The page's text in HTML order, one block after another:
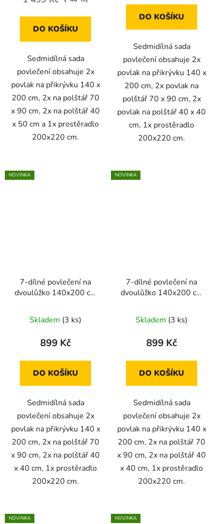
DO KOŠÍKU
Sedmidílná sada
povlečení obsahuje 2x
povlak na přikrývku 140 x
200 cm, 2x na polštář 70
x 90 cm, 2x na polštář 40
x 50 cm a 1x prostěradlo
200x220 cm.
DO KOŠÍKU
Sedmidílná sada
povlečení obsahuje 2x
povlak na přikrývku 140 x
200 cm, 2x povlak na
polštář 70 x 90 cm, 2x
povlak na polštář 40 x 40
cm, 1x prostěradlo
200x220 cm.
NOVINKA
7-dílné povlečení na
dvoulůžko 140x200 cm
motivy kytek
Skladem (3 ks)
899 Kč
DO KOŠÍKU
Sedmidílná sada
povlečení obsahuje 2x
povlak na přikrývku 140 x
200 cm, 2x na polštář 70
x 90 cm, 2x na polštář 40
x 40 cm, 1x prostěradlo
200x220 cm.
NOVINKA
7-dílné povlečení na
dvoulůžko 140x200 cm
Skladem (3 ks)
899 Kč
DO KOŠÍKU
Sedmidílná sada
povlečení obsahuje 2x
povlak na přikrývku 140 x
200 cm, 2x na polštář 70
x 90 cm, 2x na polštář 40
x 40 cm, 1x prostěradlo
200x220 cm.
NOVINKA NOVINKA